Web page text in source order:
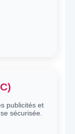
publicités et
sécurisée.